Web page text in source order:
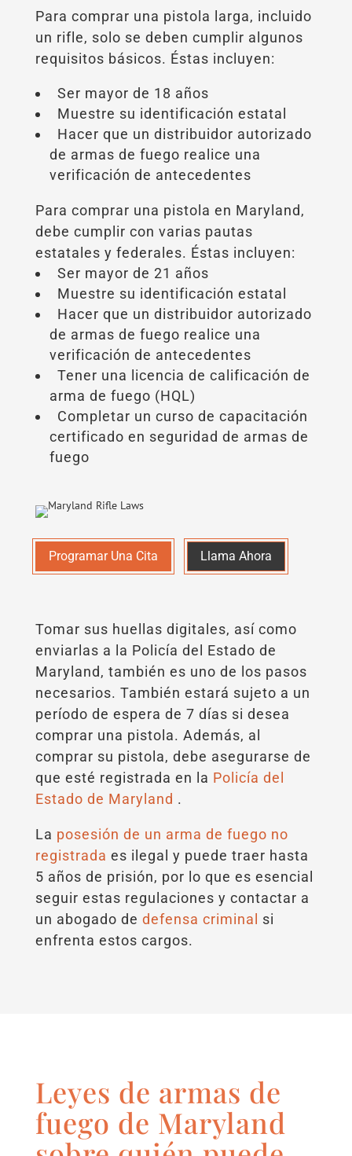
Para comprar una pistola larga, incluido
un rifle, solo se deben cumplir algunos
requisitos básicos. Éstas incluyen:
Ser mayor de 18 años
Muestre su identificación estatal
Hacer que un distribuidor autorizado
de armas de fuego realice una
verificación de antecedentes
Para comprar una pistola en Maryland,
debe cumplir con varias pautas
estatales y federales. Éstas incluyen:
Ser mayor de 21 años
Muestre su identificación estatal
Hacer que un distribuidor autorizado
de armas de fuego realice una
verificación de antecedentes
Tener una licencia de calificación de
arma de fuego (HQL)
Completar un curso de capacitación
certificado en seguridad de armas de
fuego
Programar Una Cita Llama Ahora
Tomar sus huellas digitales, así como
enviarlas a la Policía del Estado de
Maryland, también es uno de los pasos
necesarios. También estará sujeto a un
período de espera de 7 días si desea
comprar una pistola. Además, al
comprar su pistola, debe asegurarse de
que esté registrada en la Policía del
Estado de Maryland .
La posesión de un arma de fuego no
registrada es ilegal y puede traer hasta
5 años de prisión, por lo que es esencial
seguir estas regulaciones y contactar a
un abogado de defensa criminal
si
enfrenta estos cargos.
Leyes de armas de
fuego de Maryland